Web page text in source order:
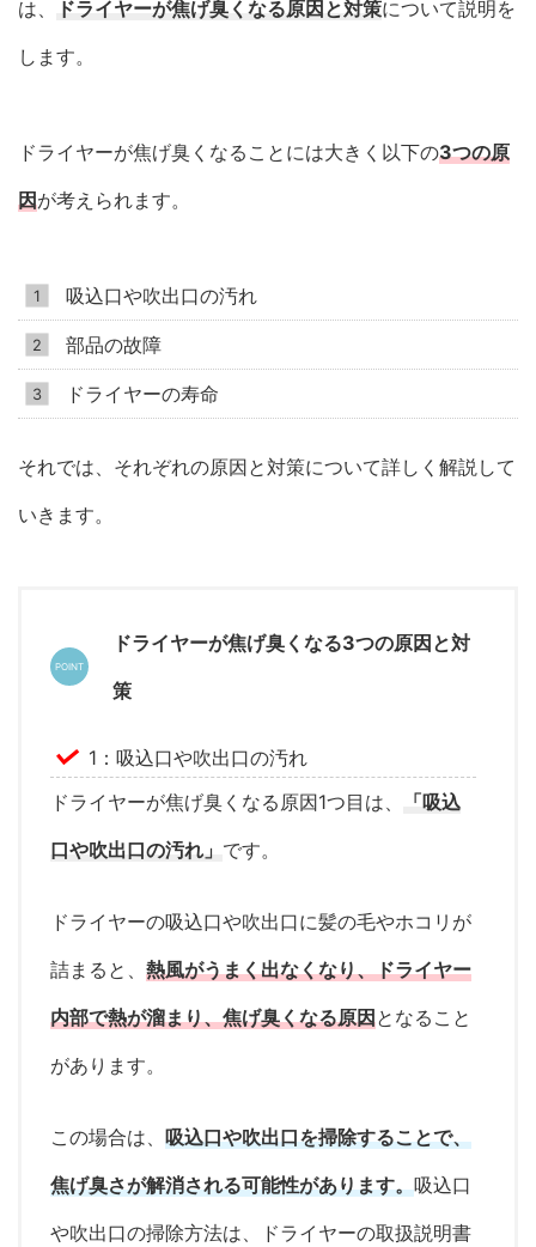
は、
ドライヤーが焦げ臭くなる原因と対策について説明を
します。
ドライヤーが焦げ臭くなることには大きく以下の3つの原
因が考えられます。
吸込口や吹出口の汚れ
部品の故障
ドライヤーの寿命
それでは、それぞれの原因と対策について詳しく解説して
いきます。
ドライヤーが焦げ臭くなる3つの原因と対
策
1：吸込口や吹出口の汚れ
ドライヤーが焦げ臭くなる原因1つ目は、
「吸込
口や吹出口の汚れ」 です。
ドライヤーの吸込口や吹出口に髪の毛やホコリが
詰まると、 熱風がうまく出なくなり、ドライヤー
内部で熱が溜まり、焦げ臭くなる原因となること
があります。
この場合は、 吸込口や吹出口を掃除することで、
焦げ臭さが解消される可能性があります。吸込口
や吹出口の掃除方法は、ドライヤーの取扱説明書